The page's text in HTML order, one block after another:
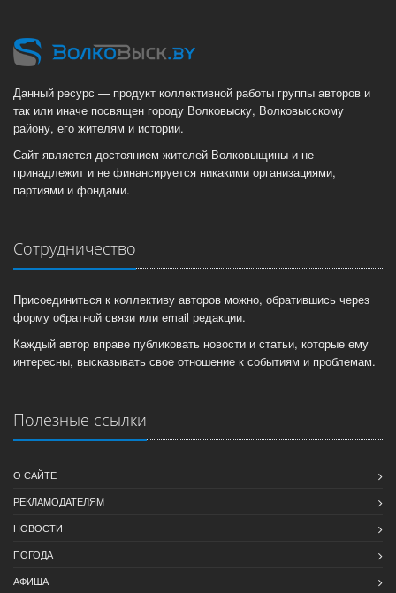
Данный ресурс — продукт коллективной работы группы авторов и
так или иначе посвящен городу Волковыску, Волковысскому
району, его жителям и истории.
Сайт является достоянием жителей Волковыщины и не
принадлежит и не финансируется никакими организациями,
партиями и фондами.
Сотрудничество
Присоединиться к коллективу авторов можно, обратившись через
форму обратной связи или email редакции.
Каждый автор вправе публиковать новости и статьи, которые ему
интересны, высказывать свое отношение к событиям и проблемам.
Полезные ссылки
О САЙТЕ
РЕКЛАМОДАТЕЛЯМ
НОВОСТИ
ПОГОДА
АФИША